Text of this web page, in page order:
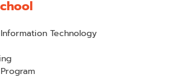
Technology